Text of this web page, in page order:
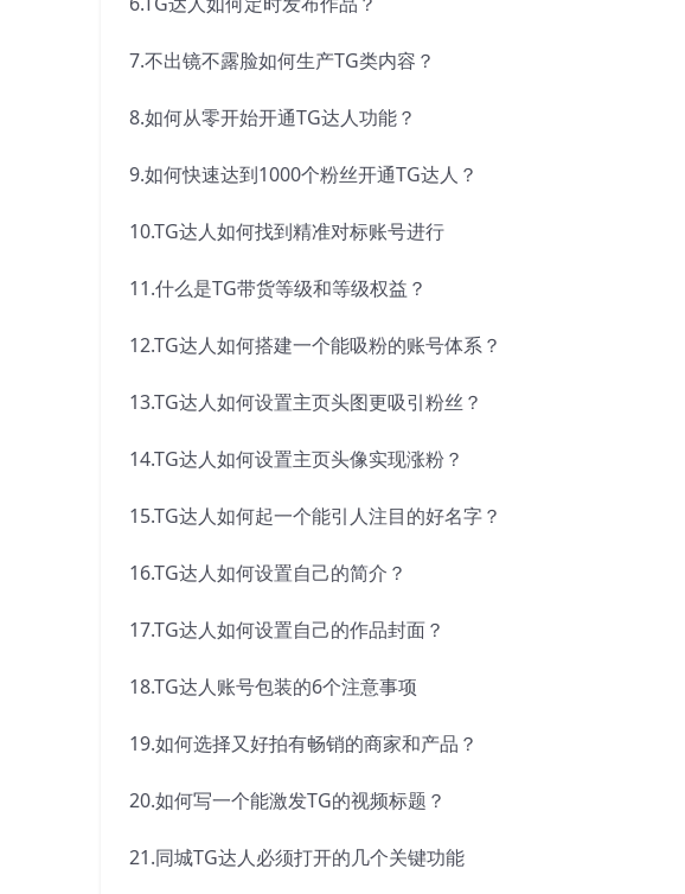
7.不出镜不露脸如何生产TG类内容？
8.如何从零开始开通TG达人功能？
9.如何快速达到1000个粉丝开通TG达人？
10.TG达人如何找到精准对标账号进行
11.什么是TG带货等级和等级权益？
12.TG达人如何搭建一个能吸粉的账号体系？
13.TG达人如何设置主页头图更吸引粉丝？
14.TG达人如何设置主页头像实现涨粉？
15.TG达人如何起一个能引人注目的好名字？
16.TG达人如何设置自己的简介？
17.TG达人如何设置自己的作品封面？
18.TG达人账号包装的6个注意事项
19.如何选择又好拍有畅销的商家和产品？
20.如何写一个能激发TG的视频标题？
21.同城TG达人必须打开的几个关键功能